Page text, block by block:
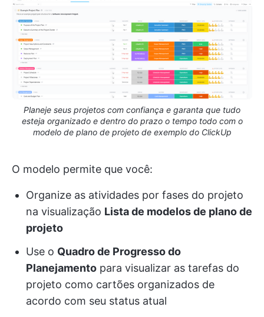
Planeje seus projetos com confiança e garanta que tudo
esteja organizado e dentro do prazo o tempo todo com o
modelo de plano de projeto de exemplo do ClickUp
O modelo permite que você:
Organize as atividades por fases do projeto
na visualização Lista de modelos de plano de
projeto
Use o Quadro de Progresso do
Planejamento para visualizar as tarefas do
projeto como cartões organizados de
acordo com seu status atual